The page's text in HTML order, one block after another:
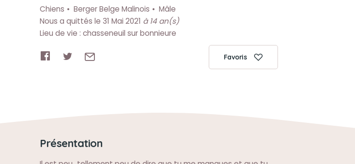
Chiens Berger Belge Malinois
Mâle
Nous a quittés le 31 Mai 2021 à 14 an(s)
Lieu de vie : chasseneuil sur bonnieure
Favoris
Présentation